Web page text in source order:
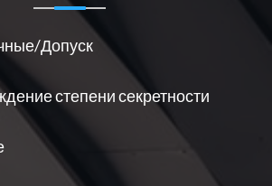
В ЛИЦЕНЗИЮ
ПОЛУЧЕНИЕ ЛИЦЕНЗИИ
И ПРОЦЕДУРЫ
Допуск
степени секретности